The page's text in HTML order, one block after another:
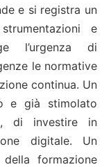
e si registra un
e
l’urgenza di
le normative
continua. Un
e già stimolato
di investire in
digitale. Un
formazione